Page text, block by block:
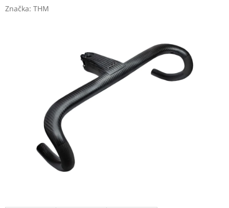
Značka: THM